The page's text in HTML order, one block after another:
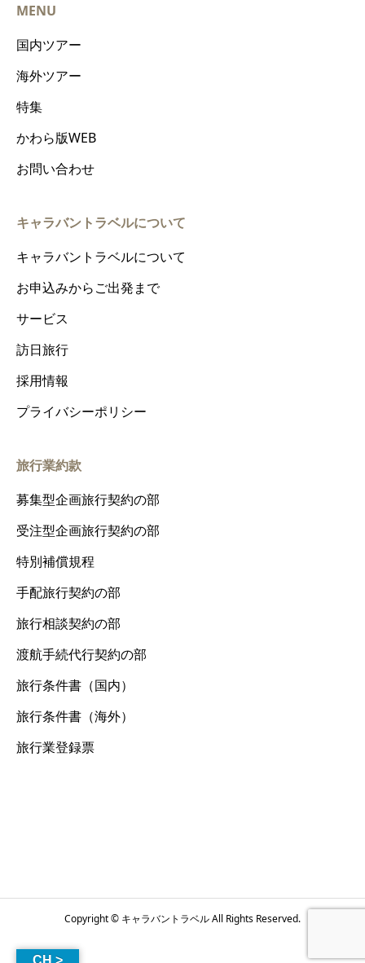
MENU
国内ツアー
海外ツアー
特集
かわら版WEB
お問い合わせ
キャラバントラベルについて
キャラバントラベルについて
お申込みからご出発まで
サービス
訪日旅行
採用情報
プライバシーポリシー
旅行業約款
募集型企画旅行契約の部
受注型企画旅行契約の部
特別補償規程
手配旅行契約の部
旅行相談契約の部
渡航手続代行契約の部
旅行条件書（国内）
旅行条件書（海外）
旅行業登録票
Copyright © キャラバントラベル All Rights Reserved.
CH >